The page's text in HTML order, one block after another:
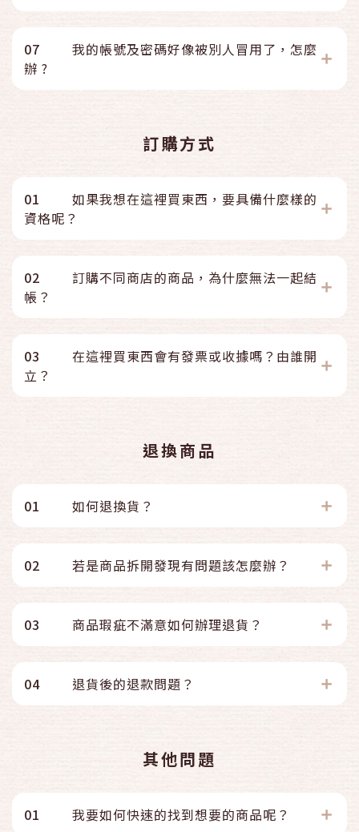
07
我的帳號及密碼好像被別人冒用了，怎麼
辦 ?
訂購方式
01
如果我想在這裡買東西，要具備什麼樣的
資格呢？
02
訂購不同商店的商品，為什麼無法一起結
帳？
03
在這裡買東西會有發票或收據嗎？由誰開
立？
退換商品
01 如何退換貨？
02 若是商品拆開發現有問題該怎麼辦？
03 商品瑕疵不滿意如何辦理退貨？
04 退貨後的退款問題？
其他問題
01 我要如何快速的找到想要的商品呢？